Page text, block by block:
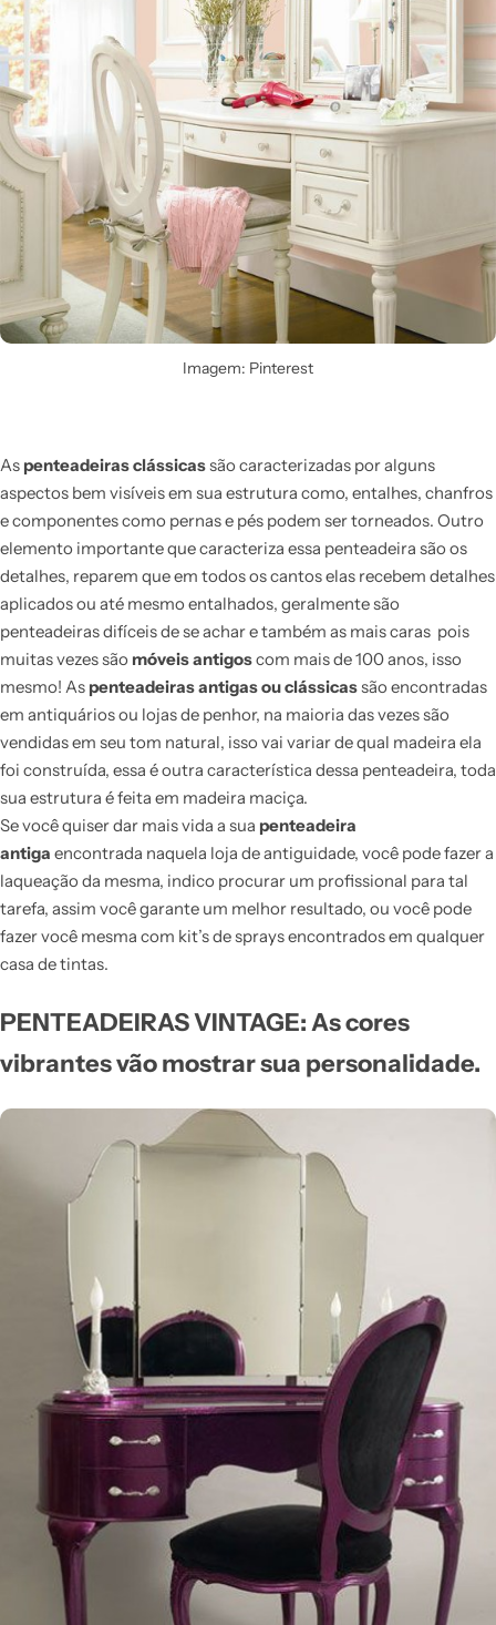
Imagem: Pinterest
As penteadeiras clássicassão caracterizadas por alguns
aspectos bem visíveis em sua estrutura como, entalhes, chanfros
e componentes como pernas e pés podem ser torneados. Outro
elemento importante que caracteriza essa penteadeira são os
detalhes, reparem que em todos os cantos elas recebem detalhes
aplicados ou até mesmo entalhados, geralmente são
penteadeiras difíceis de se achar e também as mais caras pois
muitas vezes são móveis antigoscom mais de 100 anos, isso
mesmo! As penteadeiras antigas ou clássicassão encontradas
em antiquários ou lojas de penhor, na maioria das vezes são
vendidas em seu tom natural, isso vai variar de qual madeira ela
foi construída, essa é outra característica dessa penteadeira, toda
sua estrutura é feita em madeira maciça.
Se você quiser dar mais vida a sua penteadeira
antiga encontrada naquela loja de antiguidade, você pode fazer a
laqueação da mesma, indico procurar um profissional para tal
tarefa, assim você garante um melhor resultado, ou você pode
fazer você mesma com kit’s de sprays encontrados em qualquer
casa de tintas.
PENTEADEIRAS VINTAGE: As cores
vibrantes vão mostrar sua personalidade.